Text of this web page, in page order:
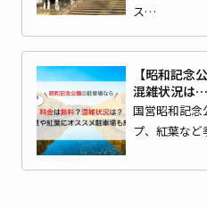
ス…
【昭和記念
混雑状況は…
国営昭和記念
プ、紅葉な